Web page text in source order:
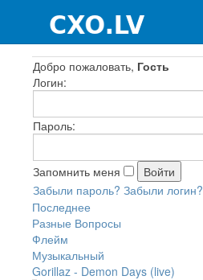
Добро пожаловать, Гость
Логин:
Пароль:
Запомнить меня
Забыли пароль? Забыли логин?
Последнее
Разные Вопросы
Флейм
Музыкальный
Gorillaz - Demon Days (live)